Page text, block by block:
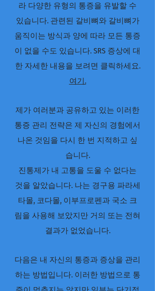
라 다양한 유형의 통증을 유발할 수
있습니다. 관련된 갈비뼈와 갈비뼈가
움직이는 방식과 양에 따라 모든 통증
이 없을 수도 있습니다. SRS 증상에 대
한 자세한 내용을 보려면 클릭하세요.
여기.
제가 여러분과 공유하고 있는 이러한
통증 관리 전략은 제 자신의 경험에서
나온 것임을 다시 한 번 지적하고 싶
습니다.
진통제가 내 고통을 도울 수 없다는
것을 알았습니다. 나는 경구용 파라세
타몰, 코다몰, 이부프로펜과 국소 크
림을 사용해 보았지만 거의 또는 전혀
결과가 없었습니다.
다음은 내 자신의 통증과 증상을 관리
하는 방법입니다. 이러한 방법으로 통